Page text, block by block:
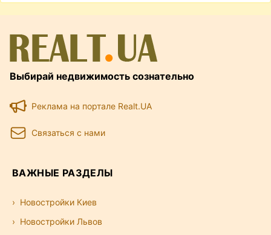
Выбирай недвижимость сознательно
Реклама на портале Realt.UA
Связаться с нами
ВАЖНЫЕ РАЗДЕЛЫ
Новостройки Киев
Новостройки Львов